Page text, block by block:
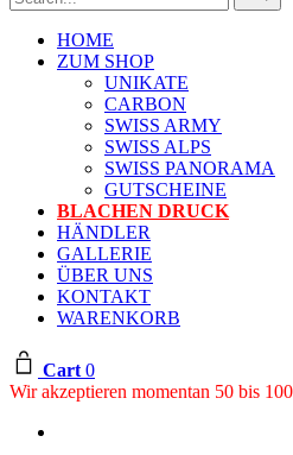
HOME
ZUM SHOP
UNIKATE
CARBON
SWISS ARMY
SWISS ALPS
SWISS PANORAMA
GUTSCHEINE
BLACHEN DRUCK
HÄNDLER
GALLERIE
ÜBER UNS
KONTAKT
WARENKORB
Cart 0
Wir akzeptieren momentan 50 bis